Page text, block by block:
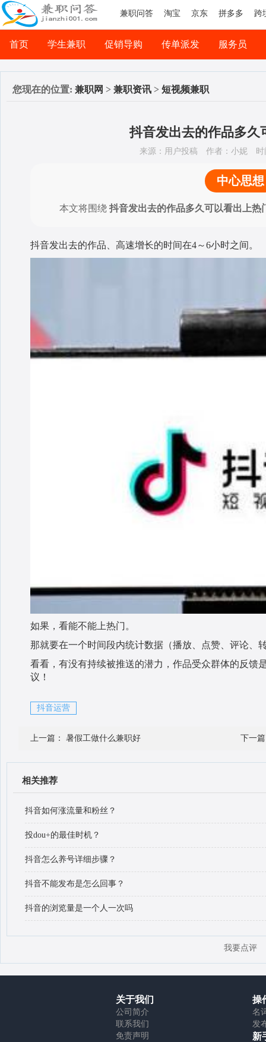
兼职问答 淘宝 京东 拼多多 跨
首页 学生兼职 促销导购 传单派发 服务员
司机兼职
网络兼职
您现在的位置: 兼职网 > 兼职资讯 > 短视频兼职
抖音发出去的作品多久
来源：用户投稿 作者：小妮 时
中心思想
本文将围绕 抖音发出去的作品多久可以看出上热
抖音发出去的作品、高速增长的时间在4～6小时之间。
如果，看能不能上热门。
那就要在一个时间段内统计数据（播放、点赞、评论、
看看，有没有持续被推送的潜力，作品受众群体的反馈
议！
抖音运营
上一篇： 暑假工做什么兼职好 下一
相关推荐
抖音如何涨流量和粉丝？
投dou+的最佳时机？
抖音怎么养号详细步骤？
抖音不能发布是怎么回事？
抖音的浏览量是一个人一次吗
我要点评
关于我们
公司简介
联系我们
免责声明
操
名
发
新